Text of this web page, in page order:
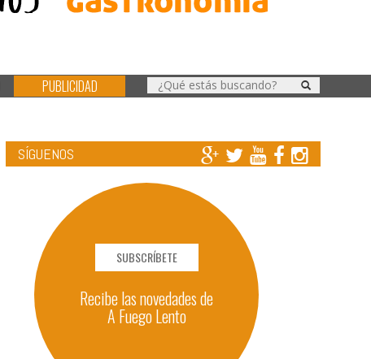
PUBLICIDAD
SÍGUENOS
SUBSCRÍBETE
Recibe las novedades de
A Fuego Lento